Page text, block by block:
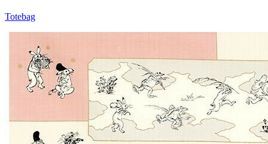
Totebag